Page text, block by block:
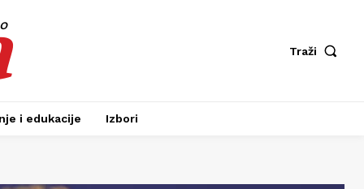
Traži
i edukacije Izbori